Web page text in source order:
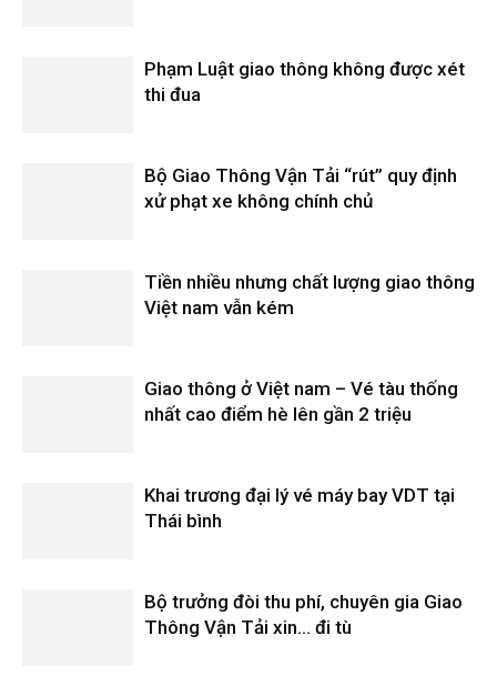
Phạm Luật giao thông không được xét
thi đua
Bộ Giao Thông Vận Tải “rút” quy định
xử phạt xe không chính chủ
Tiền nhiều nhưng chất lượng giao thông
Việt nam vẫn kém
Giao thông ở Việt nam – Vé tàu thống
nhất cao điểm hè lên gần 2 triệu
Khai trương đại lý vé máy bay VDT tại
Thái bình
Bộ trưởng đòi thu phí, chuyên gia Giao
Thông Vận Tải xin… đi tù